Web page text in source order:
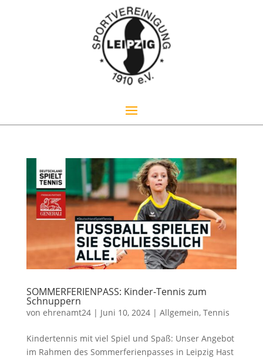
SOMMERFERIENPASS: Kinder-Tennis zum
Schnuppern
von ehrenamt24| Juni 10, 2024| Allgemein, Tennis
Kindertennis mit viel Spiel und Spaß: Unser Angebot
im Rahmen des Sommerferienpasses in Leipzig Hast